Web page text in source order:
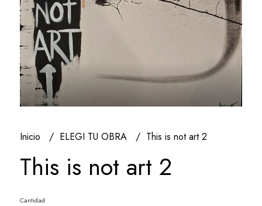
Inicio ELEGI TU OBRA This is not art 2
This is not art 2
Cantidad